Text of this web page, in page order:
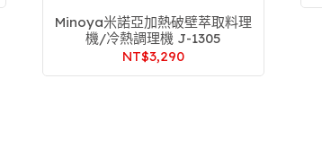
Minoya米諾亞加熱破壁萃取料理
機/冷熱調理機 J-1305
NT$3,290